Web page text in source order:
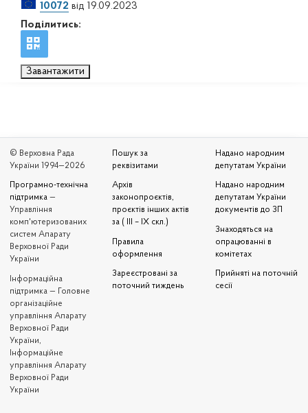
10072від 19.09.2023
Поділитись:
Завантажити
© Верховна Рада
України 1994—2026
Програмно-технічна
підтримка —
Управління
комп'ютеризованих
систем Апарату
Верховної Ради
України
Iнформаційна
підтримка — Головне
організаційне
управління Апарату
Верховної Ради
України,
Інформаційне
управління Апарату
Верховної Ради
України
Пошук за
реквізитами
Архів
законопроєктів,
проєктів інших актів
за ( III – IX скл.)
Правила
оформлення
Зареєстровані за
поточний тиждень
Надано народним
депутатам України
Надано народним
депутатам України
документів до ЗП
Знаходяться на
опрацюванні в
комітетах
Прийняті на поточній
сесії